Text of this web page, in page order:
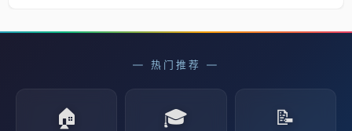
— 热门推荐 —
🏠 🎓 📝